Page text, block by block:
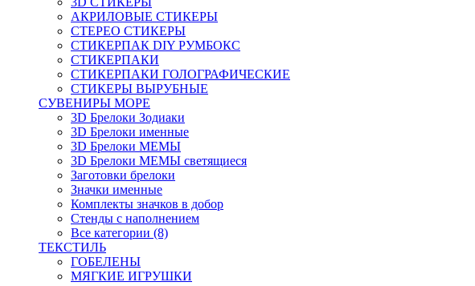
АКРИЛОВЫЕ СТИКЕРЫ
СТЕРЕО СТИКЕРЫ
СТИКЕРПАК DIY РУМБОКС
СТИКЕРПАКИ
СТИКЕРПАКИ ГОЛОГРАФИЧЕСКИЕ
СТИКЕРЫ ВЫРУБНЫЕ
СУВЕНИРЫ МОРЕ
3D Брелоки Зодиаки
3D Брелоки именные
3D Брелоки МЕМЫ
3D Брелоки МЕМЫ светящиеся
Заготовки брелоки
Значки именные
Комплекты значков в добор
Стенды с наполнением
Все категории (8)
ТЕКСТИЛЬ
ГОБЕЛЕНЫ
МЯГКИЕ ИГРУШКИ